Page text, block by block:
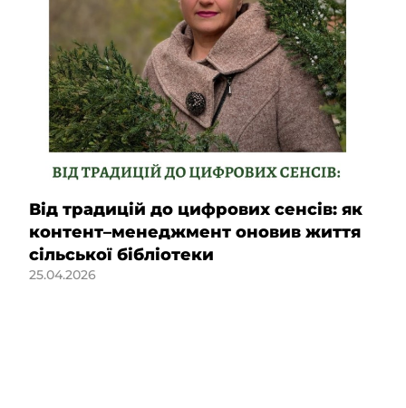
Від традицій до цифрових сенсів: як
контент–менеджмент оновив життя
сільської бібліотеки
25.04.2026